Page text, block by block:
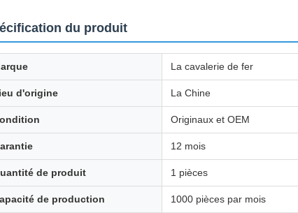
du produit
La cavalerie de fer
d'origine La Chine
Originaux et OEM
12 mois
de produit 1 pièces
de production 1000 pièces par mois